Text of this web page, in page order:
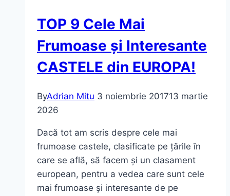
TOP 9 Cele Mai
Frumoase și Interesante
CASTELE din EUROPA!
ByAdrian Mitu 3 noiembrie 201713 martie
2026
Dacă tot am scris despre cele mai
frumoase castele, clasificate pe țările în
care se află, să facem și un clasament
european, pentru a vedea care sunt cele
mai frumoase și interesante de pe